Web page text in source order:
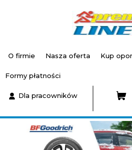
O firmie Nasza oferta Kup
Formy płatności
Dla pracowników